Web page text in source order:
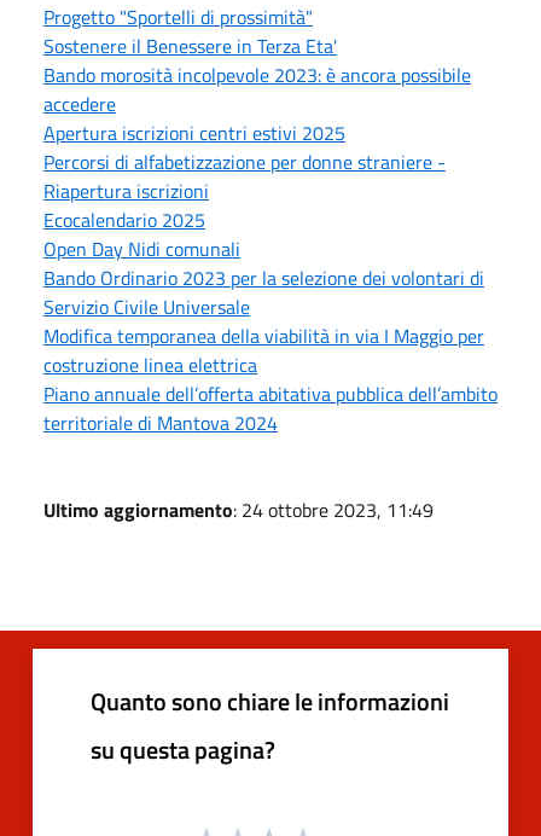
Progetto "Sportelli di prossimità"
Sostenere il Benessere in Terza Eta'
Bando morosità incolpevole 2023: è ancora possibile
accedere
Apertura iscrizioni centri estivi 2025
Percorsi di alfabetizzazione per donne straniere -
Riapertura iscrizioni
Ecocalendario 2025
Open Day Nidi comunali
Bando Ordinario 2023 per la selezione dei volontari di
Servizio Civile Universale
Modifica temporanea della viabilità in via I Maggio per
costruzione linea elettrica
Piano annuale dell’offerta abitativa pubblica dell’ambito
territoriale di Mantova 2024
Ultimo aggiornamento: 24 ottobre 2023, 11:49
Quanto sono chiare le informazioni
su questa pagina?